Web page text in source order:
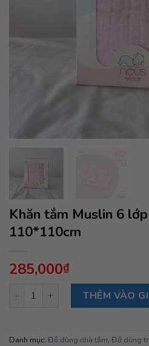
Khăn tắm Muslin 6
110*110cm
285,000₫
Khăn tắm Muslin 6 lớp màu hồng
THÊM VÀO
Danh mục: Đồ dùng nhà tắm, Đồ dùng